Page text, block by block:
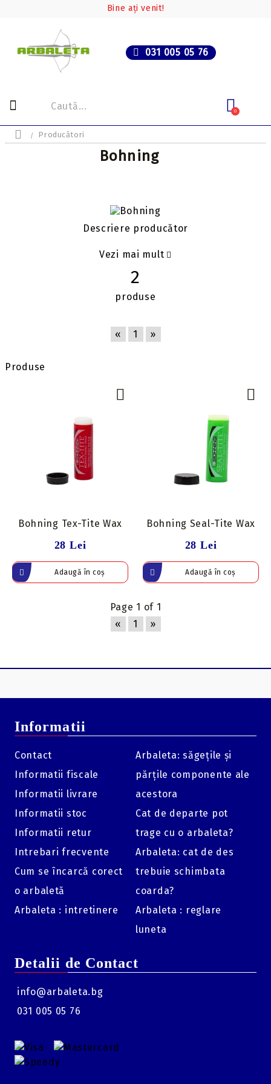
Bine ați venit!
031 005 05 76
0
Producători
Bohning
Descriere producător
Vezi mai mult
2
produse
« 1 »
Produse
Bohning Tex-Tite Wax
28 Lei
Bohning Seal-Tite Wax
28 Lei
Page 1 of 1
«
1 »
Informatii
Contact
Informatii fiscale
Informatii livrare
Informatii stoc
Informatii retur
Intrebari frecvente
Cum se încarcă corect
o arbaletă
Arbaleta : intretinere
Arbaleta: săgețile și
părțile componente ale
acestora
Cat de departe pot
trage cu o arbaleta?
Arbaleta: cat de des
trebuie schimbata
coarda?
Arbaleta : reglare
luneta
Detalii de Contact
info@arbaleta.bg
031 005 05 76